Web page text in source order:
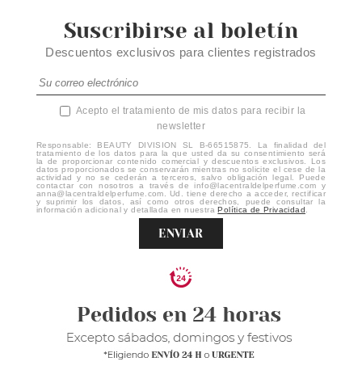
Suscribirse al boletín
Descuentos exclusivos para clientes registrados
Acepto el tratamiento de mis datos para recibir la
newsletter
Responsable: BEAUTY DIVISION SL B-66515875. La finalidad del
tratamiento de los datos para la que usted da su consentimiento será
la de proporcionar contenido comercial y descuentos exclusivos. Los
datos proporcionados se conservarán mientras no solicite el cese de la
actividad y no se cederán a terceros, salvo obligación legal. Puede
contactar con nosotros a través de info@lacentraldelperfume.com y
anna@lacentraldelperfume.com. Ud. tiene derecho a acceder, rectificar
y suprimir los datos, así como otros derechos, puede consultar la
información adicional y detallada en nuestraPolítica de Privacidad
ENVIAR